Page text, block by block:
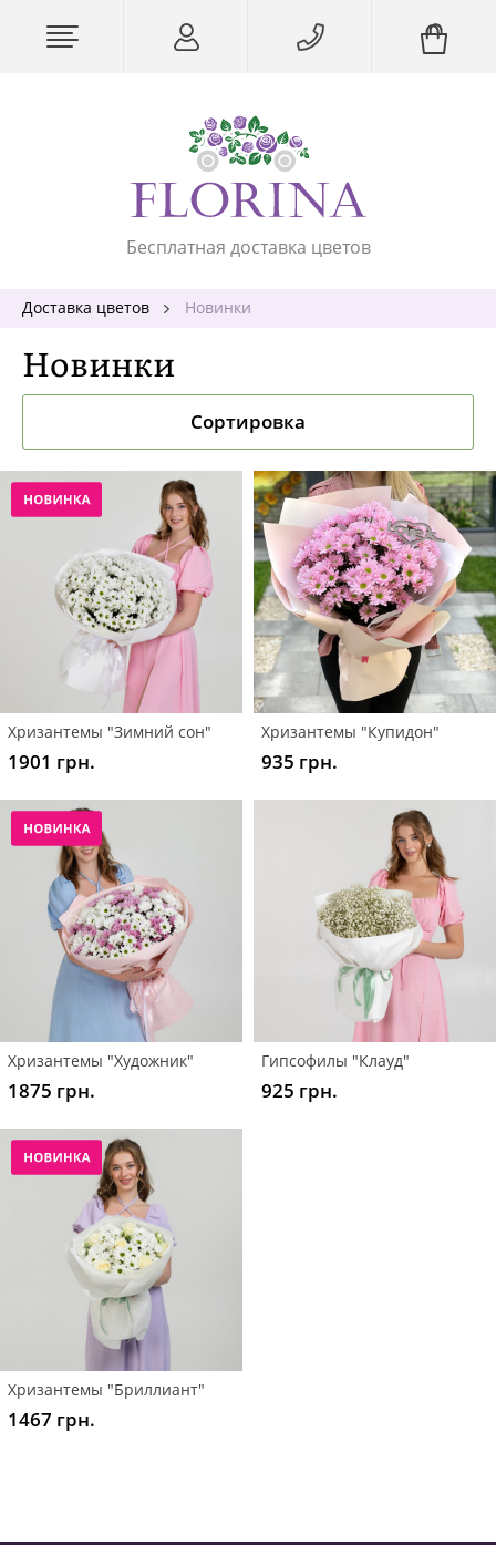
Бесплатная доставка цветов
Доставка цветов Новинки
Новинки
Сортировка
Хризантемы "Зимний сон"
1901 грн.
Хризантемы "Купидон"
935 грн.
Хризантемы "Художник"
1875 грн.
Гипсофилы "Клауд"
925 грн.
Хризантемы "Бриллиант"
1467 грн.